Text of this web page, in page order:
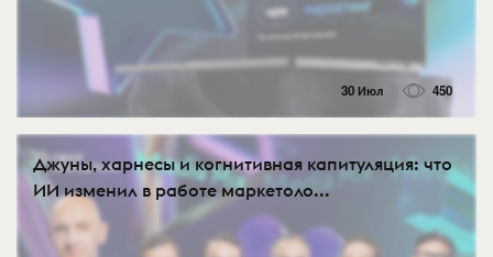
30 Июл 450
Джуны, харнесы и когнитивная капитуляция: что
ИИ изменил в работе маркетоло...